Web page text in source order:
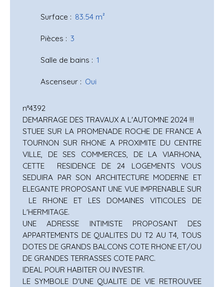
Surface : 83.54 m²
Pièces : 3
Salle de bains : 1
Ascenseur : Oui
n°4392
DEMARRAGE DES TRAVAUX A L'AUTOMNE 2024 !!!
STUEE SUR LA PROMENADE ROCHE DE FRANCE A
TOURNON SUR RHONE A PROXIMITE DU CENTRE
VILLE, DE SES COMMERCES, DE LA VIARHONA,
CETTE RESIDENCE DE 24 LOGEMENTS VOUS
SEDUIRA PAR SON ARCHITECTURE MODERNE ET
ELEGANTE PROPOSANT UNE VUE IMPRENABLE SUR
LE RHONE ET LES DOMAINES VITICOLES DE
L'HERMITAGE.
UNE ADRESSE INTIMISTE PROPOSANT DES
APPARTEMENTS DE QUALITES DU T2 AU T4, TOUS
DOTES DE GRANDS BALCONS COTE RHONE ET/OU
DE GRANDES TERRASSES COTE PARC.
IDEAL POUR HABITER OU INVESTIR.
LE SYMBOLE D'UNE QUALITE DE VIE RETROUVEE